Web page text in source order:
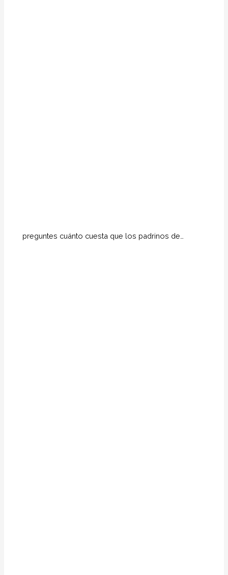
preguntes cuánto cuesta que los padrinos de…